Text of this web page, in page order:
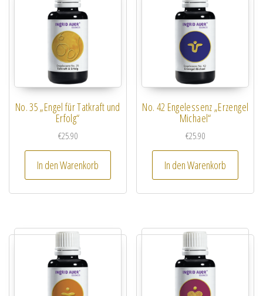
No. 35 „Engel für Tatkraft und
Erfolg“
€25.90
In den Warenkorb
No. 42 Engelessenz „Erzengel
Michael“
€25.90
In den Warenkorb